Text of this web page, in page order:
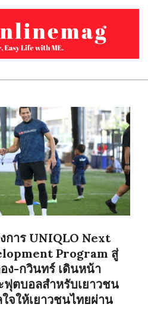
การ UNIQLO Next
Program สู่
ง-กวินทร์ เดินหน้า
ตบอลสำหรับเยาวชน
จให้เยาวชนไทยผ่าน